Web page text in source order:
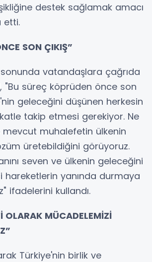
destek sağlamak amacı
etti.
SON ÇIKIŞ”
sonunda vatandaşlara çağrıda
"Bu süreç köprüden önce son
geleceğini düşünen herkesin
takip etmesi gerekiyor. Ne
mevcut muhalefetin ülkenin
üretebildiğini görüyoruz.
seven ve ülkenin geleceğini
hareketlerin yanında durmaya
ifadelerini kullandı.
OLARAK MÜCADELEMİZİ
Türkiye'nin birlik ve